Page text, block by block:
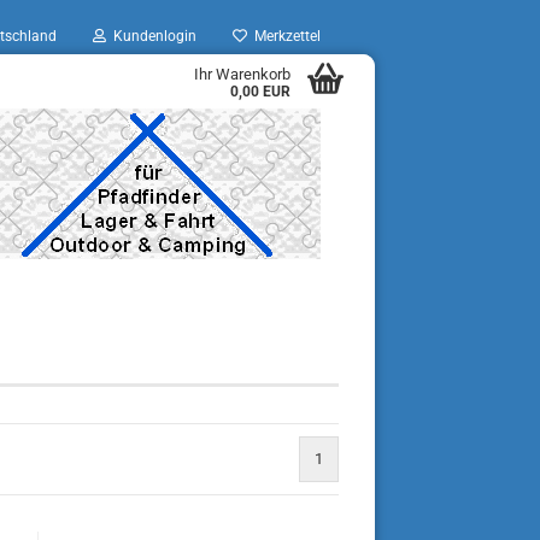
Kundenlogin Merkzettel
Ihr Warenkorb
0,00 EUR
1